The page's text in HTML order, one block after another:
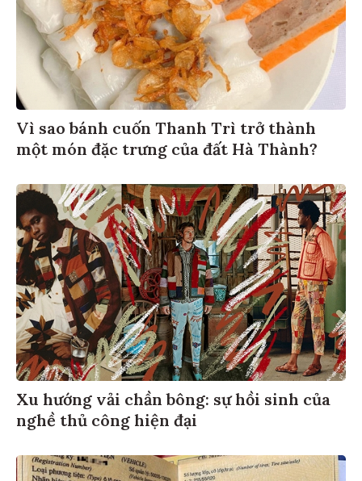
Vì sao bánh cuốn Thanh Trì trở thành
một món đặc trưng của đất Hà Thành?
Xu hướng vải chần bông: sự hồi sinh của
nghề thủ công hiện đại